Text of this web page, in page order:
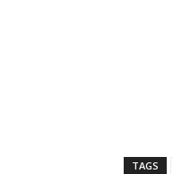
TAGS